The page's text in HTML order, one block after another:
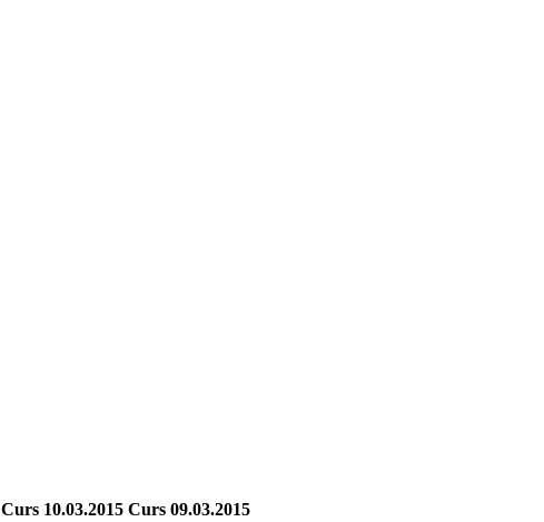
Curs 10.03.2015 Curs 09.03.2015